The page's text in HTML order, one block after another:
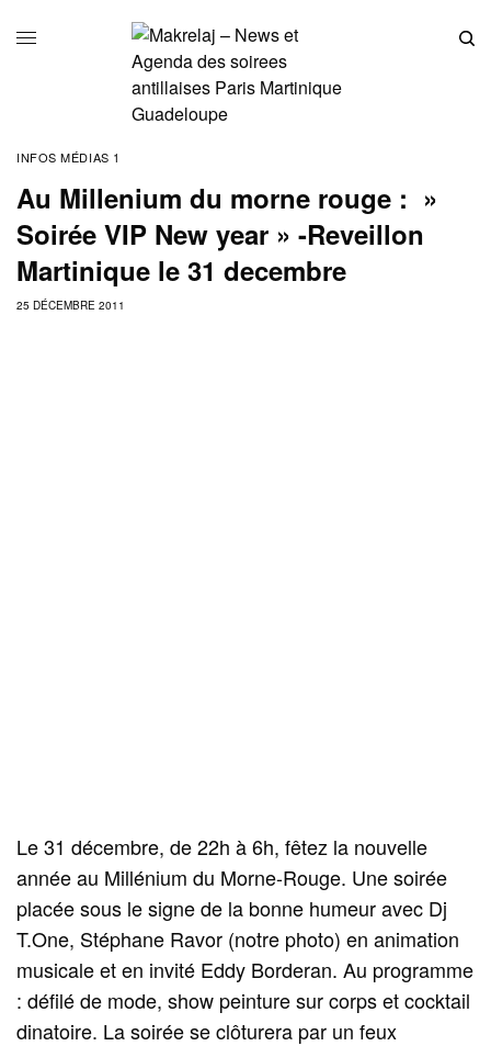
INFOS MÉDIAS 1
Au Millenium du morne rouge : »
Soirée VIP New year » -Reveillon
Martinique le 31 decembre
25 DÉCEMBRE 2011
Le 31 décembre, de 22h à 6h, fêtez la nouvelle
année au Millénium du Morne-Rouge. Une soirée
placée sous le signe de la bonne humeur avec Dj
T.One, Stéphane Ravor (notre photo) en animation
musicale et en invité Eddy Borderan. Au programme
: défilé de mode, show peinture sur corps et cocktail
dinatoire. La soirée se clôturera par un feux